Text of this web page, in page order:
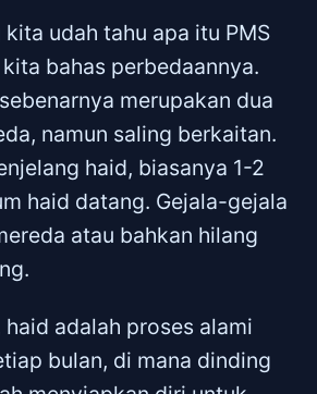
udah tahu apa itu PMS
bahas perbedaannya.
merupakan dua
namun saling berkaitan.
haid, biasanya 1-2
haid datang. Gejala-gejala
atau bahkan hilang
haid adalah proses alami
bulan, di mana dinding